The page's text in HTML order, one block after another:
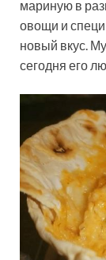
мариную в
овощи и
новый вкус.
сегодня его